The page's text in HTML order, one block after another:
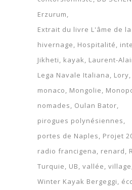
Erzurum
Extrait du livre L'âme de
hivernage
Hospitalité
Jikheti
kayak
Laurent-
Lega Navale Italiana
Lory
monaco
Mongolie
nomades
Oulan Bator
pirogues polynésiennes
portes de Naples
Projet
radio francigena
renard
Turquie
UB vallée village
Winter Kayak Bergeggi